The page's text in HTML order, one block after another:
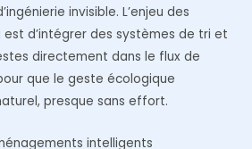
invisible. L’enjeu des
est d’intégrer des systèmes de tri et
directement dans le flux de
que le geste écologique
presque sans effort.
intelligents